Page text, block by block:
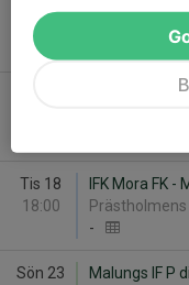
12:00
Skinnarvallen
Malungs IF P
Tis 18
18:00
IFK Mora FK -
Prästholmens
-
Sön 23
Malungs IF P